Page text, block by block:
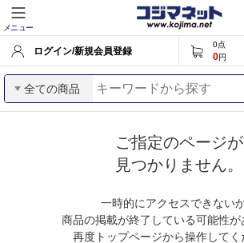
メニュー
ログイン/新規会員登録
0点
0円
全ての商品
ご指定のページが
見つかりません。
一時的にアクセスできないか
商品の掲載が終了している可能性が
再度トップページから操作してく